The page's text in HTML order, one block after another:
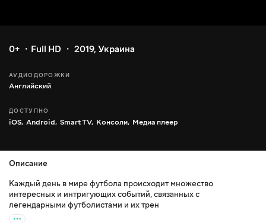
0+ Full HD 2019, Украина
АУДИОДОРОЖКИ
Английский
ДОСТУПНО
iOS, Android, Smart TV, Консоли, Медиа плеер
Описание
Каждый день в мире футбола происходит множество
интересных и интригующих событий, связанных с
легендарными футболистами и их трен